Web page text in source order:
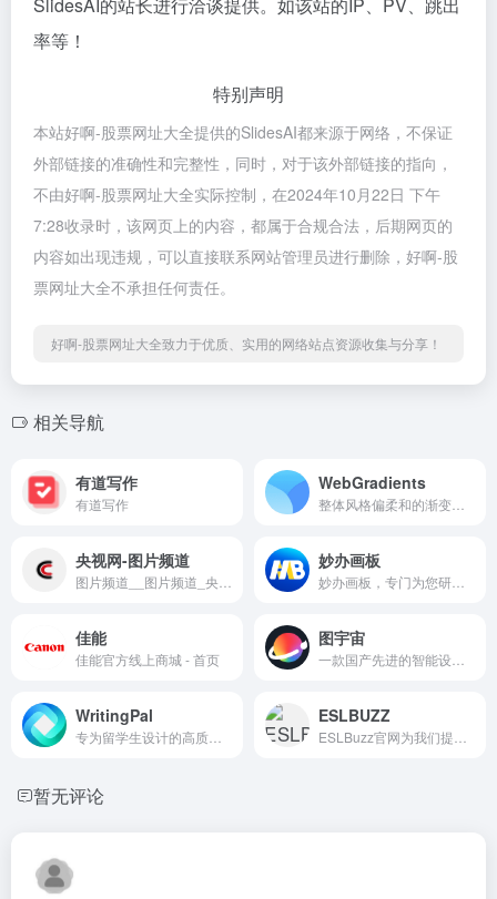
率等！
特别声明
本站好啊-股票网址大全提供的SlidesAI都来源于网络，不保证
外部链接的准确性和完整性，同时，对于该外部链接的指向，
不由好啊-股票网址大全实际控制，在2024年10月22日 下午
7:28收录时，该网页上的内容，都属于合规合法，后期网页的
内容如出现违规，可以直接联系网站管理员进行删除，好啊-股
票网址大全不承担任何责任。
好啊-股票网址大全致力于优质、实用的网络站点资源收集与分享！
相关导航
有道写作
有道写作
WebGradients
央视网-图片频道 妙办画板
佳能
佳能官方线上商城 - 首页
图宇宙
WritingPal ESLBUZZ
暂无评论